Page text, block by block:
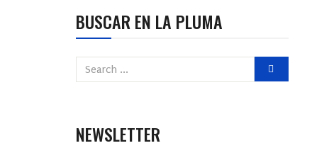
BUSCAR EN LA PLUMA
NEWSLETTER